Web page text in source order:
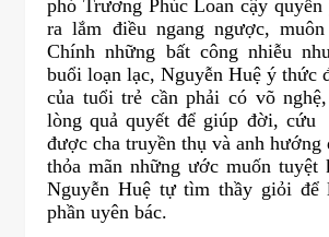
phó Trương Phúc Loan cậy
ra lắm điều ngang ngược,
Chính những bất công nhiễu
buổi loạn lạc, Nguyễn Huệ ý thức
của tuổi trẻ cần phải có võ
lòng quả quyết để giúp đời, cứu
được cha truyền thụ và anh hướng
thỏa mãn những ước muốn tuyệt
Nguyễn Huệ tự tìm thầy giỏi để
phần uyên bác.